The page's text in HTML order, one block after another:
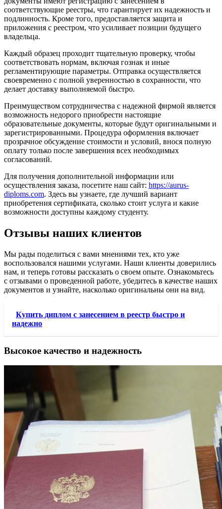
соответствующие реестры, что гарантирует их надежность и
подлинность. Кроме того, предоставляется защита и
приложения с реестром, что усиливает позиции будущего
владельца.
Каждый образец проходит тщательную проверку, чтобы
соответствовать нормам, включая гознак и иные
регламентирующие параметры. Отправка осуществляется
своевременно с полной уверенностью в сохранности, что
делает доставку выполняемой быстро.
Преимуществом сотрудничества с надежной фирмой является
возможность недорого приобрести настоящие
образовательные документы, которые будут оригинальными и
зарегистрированными. Процедура оформления включает
прозрачное обсуждение стоимости и условий, внося полную
оплату только после завершения всех необходимых
согласований.
Для получения дополнительной информации или
осуществления заказа, посетите наш сайт: https://aurus-
diploms.com. Здесь вы узнаете, где лучший вариант
приобретения сертификата, сколько стоит услуга и какие
возможности доступны каждому студенту.
Отзывы наших клиентов
Мы рады поделиться с вами мнениями тех, кто уже
воспользовался нашими услугами. Наши клиенты доверились
нам, и теперь готовы рассказать о своем опыте. Ознакомьтесь
с отзывами о проведенной работе, убедитесь в качестве наших
документов и узнайте, насколько оригинальны они на вид.
Купить диплом с занесением в реестр быстро и
надежно
Высокое качество и надежность